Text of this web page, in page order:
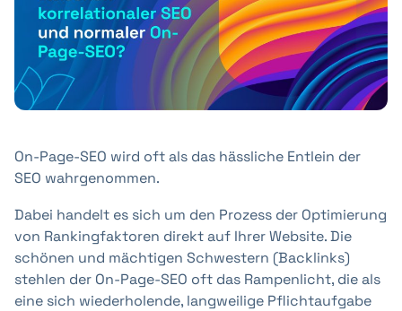
+41 31 552 00 72
Nachricht senden 💌
On-Page-SEO wird oft als das hässliche Entlein der
SEO wahrgenommen.
Dabei handelt es sich um den Prozess der Optimierung
von Rankingfaktoren direkt auf Ihrer Website. Die
schönen und mächtigen Schwestern (Backlinks)
stehlen der On-Page-SEO oft das Rampenlicht, die als
eine sich wiederholende, langweilige Pflichtaufgabe